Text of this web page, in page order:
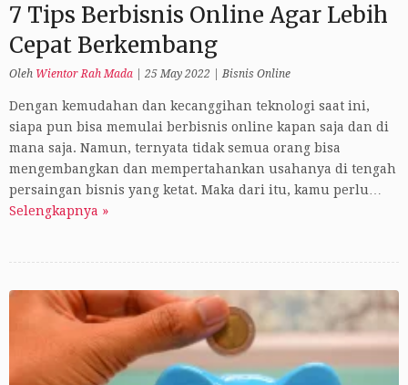
7 Tips Berbisnis Online Agar Lebih
Cepat Berkembang
Oleh Wientor Rah Mada 25 May 2022 |Bisnis Online
Dengan kemudahan dan kecanggihan teknologi saat ini,
siapa pun bisa memulai berbisnis online kapan saja dan di
mana saja. Namun, ternyata tidak semua orang bisa
mengembangkan dan mempertahankan usahanya di tengah
persaingan bisnis yang ketat. Maka dari itu, kamu perlu…
Selengkapnya »